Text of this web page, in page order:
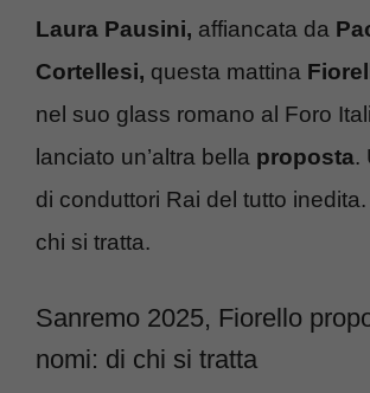
Laura Pausini, affiancata da
Cortellesi, questa mattina
nel suo glass romano al Foro
lanciato un’altra bella proposta.
di conduttori Rai del tutto
chi si tratta.
Sanremo 2025, Fiorello
nomi: di chi si tratta